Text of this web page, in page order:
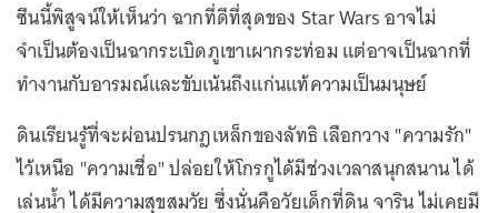
ซีนนี้พิสูจน์ให้เห็นว่า ฉากที่ดีที่สุดของ Star Wars อาจไม่
จำเป็นต้องเป็นฉากระเบิดภูเขาเผากระท่อม แต่อาจเป็นฉากที่
ทำงานกับอารมณ์และขับเน้นถึงแก่นแท้ความเป็นมนุษย์
ดินเรียนรู้ที่จะผ่อนปรนกฎเหล็กของลัทธิ เลือกวาง "ความรัก"
ไว้เหนือ "ความเชื่อ" ปล่อยให้โกรกูได้มีช่วงเวลาสนุกสนาน ได้
เล่นน้ำ ได้มีความสุขสมวัย ซึ่งนั่นคือวัยเด็กที่ดิน จาริน ไม่เคยมี